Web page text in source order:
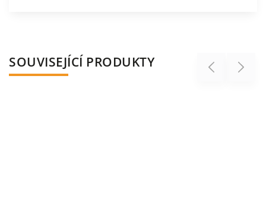
SOUVISEJÍCÍ PRODUKTY Previous Next